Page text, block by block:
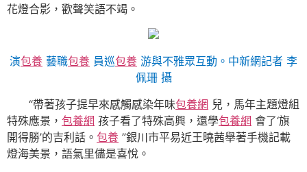
花燈合影，歡聲笑語不竭。
演包養 藝職包養 員巡包養 游與不雅眾互動。中新網記者 李
佩珊 攝
“帶著孩子提早來感觸感染年味包養網 兒，馬年主題燈組
特殊應景， 包養網 孩子看了特殊高興，還學包養網 會了‘旗
開得勝’的吉利話。 包養 ”銀川市平易近王曉茜舉著手機記載
燈海美景，語氣里儘是喜悅。